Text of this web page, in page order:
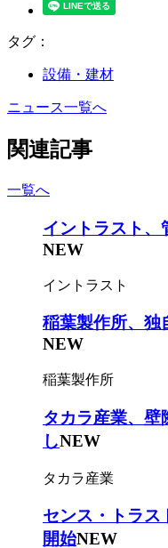
タグ：
設備・建材
ニュース一覧へ
関連記事
一覧へ
イントラスト、
NEW
イントラスト
稲葉製作所、独
NEW
稲葉製作所
タカラ産業、壁
しNEW
タカラ産業
センス・トラス
開始NEW